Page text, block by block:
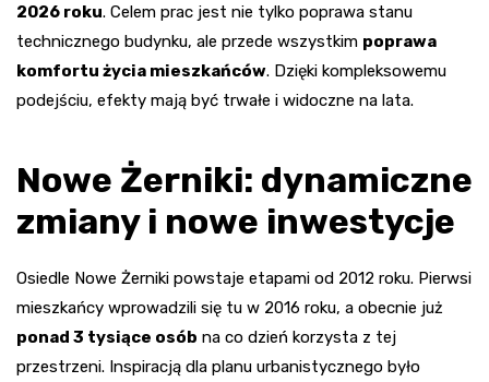
2026 roku. Celem prac jest nie tylko poprawa stanu
technicznego budynku, ale przede wszystkim poprawa
komfortu życia mieszkańców. Dzięki kompleksowemu
podejściu, efekty mają być trwałe i widoczne na lata.
Nowe Żerniki: dynamiczne
zmiany i nowe inwestycje
Osiedle Nowe Żerniki powstaje etapami od 2012 roku. Pierwsi
mieszkańcy wprowadzili się tu w 2016 roku, a obecnie już
ponad 3 tysiące osób na co dzień korzysta z tej
przestrzeni. Inspiracją dla planu urbanistycznego było